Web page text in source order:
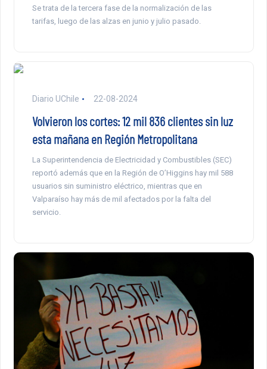
Se trata de la tercera fase de la normalización de las
tarifas, luego de las alzas en junio y julio pasado.
Diario UChile 22-08-2024
Volvieron los cortes: 12 mil 836 clientes sin luz
esta mañana en Región Metropolitana
La Superintendencia de Electricidad y Combustibles (SEC)
reportó además que en la Región de O’Higgins hay mil 588
usuarios sin suministro eléctrico, mientras que en
Valparaíso hay más de mil afectados por la falta del
servicio.